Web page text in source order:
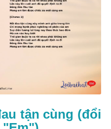
tận cùng (đổi